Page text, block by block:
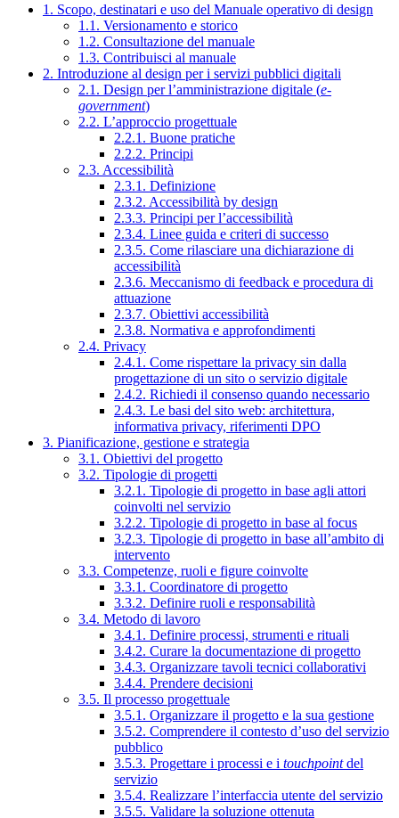
1. Scopo, destinatari e uso del Manuale operativo di design
1.1. Versionamento e storico
1.2. Consultazione del manuale
1.3. Contribuisci al manuale
2. Introduzione al design per i servizi pubblici digitali
2.1. Design per l’amministrazione digitale (e-
government)
2.2. L’approccio progettuale
2.2.1. Buone pratiche
2.2.2. Principi
2.3. Accessibilità
2.3.1. Definizione
2.3.2. Accessibilità by design
2.3.3. Principi per l’accessibilità
2.3.4. Linee guida e criteri di successo
2.3.5. Come rilasciare una dichiarazione di
accessibilità
2.3.6. Meccanismo di feedback e procedura di
attuazione
2.3.7. Obiettivi accessibilità
2.3.8. Normativa e approfondimenti
2.4. Privacy
2.4.1. Come rispettare la privacy sin dalla
progettazione di un sito o servizio digitale
2.4.2. Richiedi il consenso quando necessario
2.4.3. Le basi del sito web: architettura,
informativa privacy, riferimenti DPO
3. Pianificazione, gestione e strategia
3.1. Obiettivi del progetto
3.2. Tipologie di progetti
3.2.1. Tipologie di progetto in base agli attori
coinvolti nel servizio
3.2.2. Tipologie di progetto in base al focus
3.2.3. Tipologie di progetto in base all’ambito di
intervento
3.3. Competenze, ruoli e figure coinvolte
3.3.1. Coordinatore di progetto
3.3.2. Definire ruoli e responsabilità
3.4. Metodo di lavoro
3.4.1. Definire processi, strumenti e rituali
3.4.2. Curare la documentazione di progetto
3.4.3. Organizzare tavoli tecnici collaborativi
3.4.4. Prendere decisioni
3.5. Il processo progettuale
3.5.1. Organizzare il progetto e la sua gestione
3.5.2. Comprendere il contesto d’uso del servizio
pubblico
3.5.3. Progettare i processi e i touchpointdel
servizio
3.5.4. Realizzare l’interfaccia utente del servizio
3.5.5. Validare la soluzione ottenuta